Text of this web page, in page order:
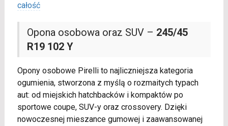
całość
Opona osobowa oraz SUV – 245/45
R19 102 Y
Opony osobowe Pirelli to najliczniejsza kategoria
ogumienia, stworzona z myślą o rozmaitych typach
aut: od miejskich hatchbacków i kompaktów po
sportowe coupe, SUV-y oraz crossovery. Dzięki
nowoczesnej mieszance gumowej i zaawansowanej